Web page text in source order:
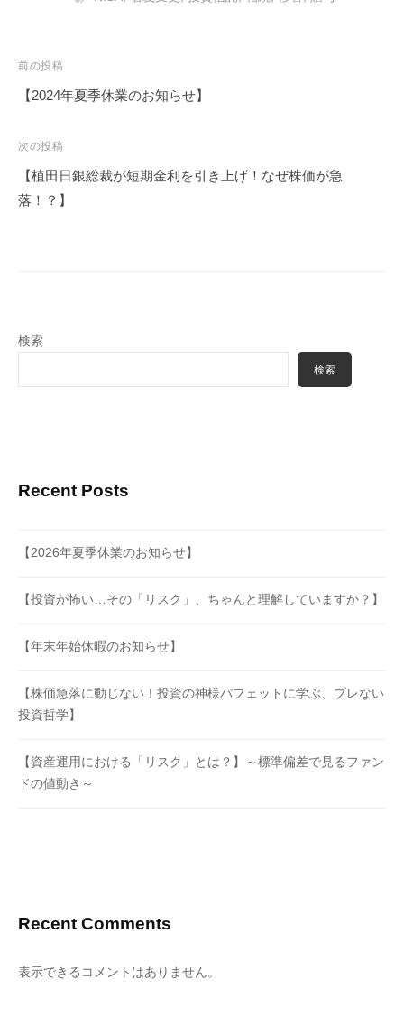
投
稿
ビ
ゲ
ー
前の投稿
【2024年夏季休業のお知らせ】
次の投稿
【植田日銀総裁が短期金利を引き上げ！なぜ株価が急
落！？】
検索
検索
Recent Posts
【2026年夏季休業のお知らせ】
【投資が怖い…その「リスク」、ちゃんと理解していますか？】
【年末年始休暇のお知らせ】
【株価急落に動じない！投資の神様バフェットに学ぶ、ブレない
投資哲学】
【資産運用における「リスク」とは？】～標準偏差で見るファン
ドの値動き～
Recent Comments
表示できるコメントはありません。